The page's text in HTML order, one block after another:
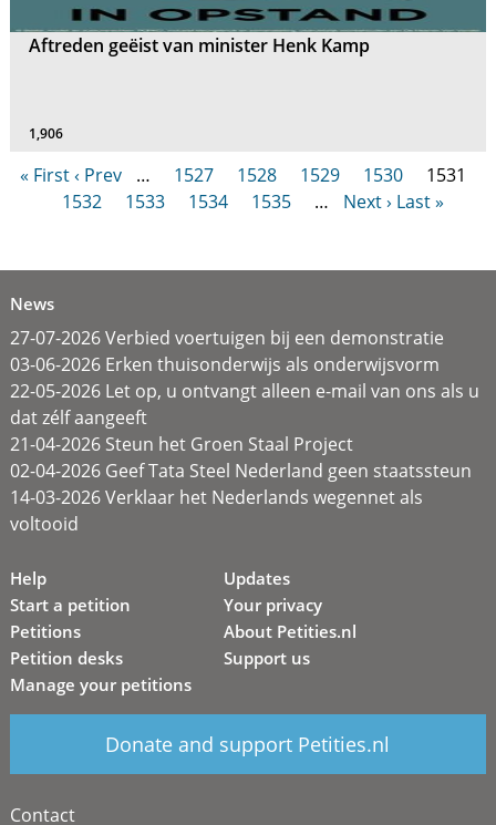
Aftreden geëist van minister Henk Kamp
1,906
« First‹ Prev … 1527 1528 1529 1530
1531
1532
1533 1534 1535 … Next › Last »
News
27-07-2026 Verbied voertuigen bij een demonstratie
03-06-2026 Erken thuisonderwijs als onderwijsvorm
22-05-2026 Let op, u ontvangt alleen e-mail van ons als u
dat zélf aangeeft
21-04-2026 Steun het Groen Staal Project
02-04-2026 Geef Tata Steel Nederland geen staatssteun
14-03-2026 Verklaar het Nederlands wegennet als
voltooid
Help
Start a petition
Petitions
Petition desks
Manage your petitions
Updates
Your privacy
About Petities.nl
Support us
Donate and support Petities.nl
Contact